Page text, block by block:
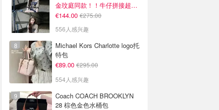
金玟庭同款！！牛仔拼接超有层次感
€144.00 €275.00
556人感兴趣
Michael Kors Charlotte logo托
特包
€89.00 €295.00
554人感兴趣
Coach COACH BROOKLYN
28 棕色金色水桶包